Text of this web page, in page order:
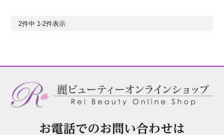
2件中 1-2件表示